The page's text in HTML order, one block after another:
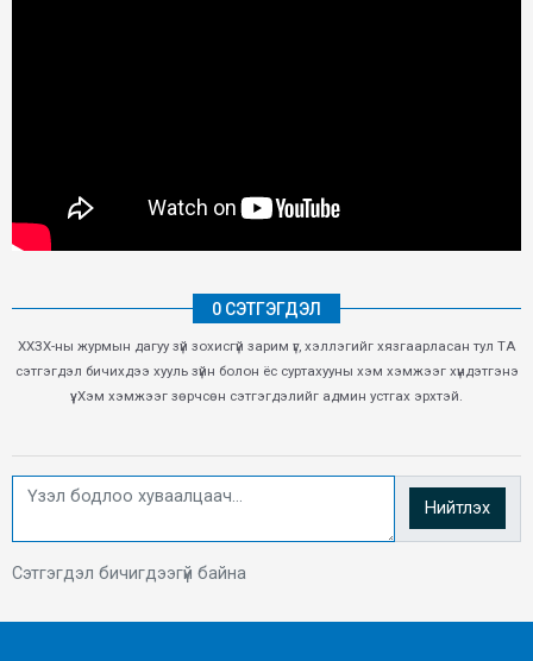
0 СЭТГЭГДЭЛ
ХХЗХ-ны журмын дагуу зүй зохисгүй зарим үг, хэллэгийг хязгаарласан тул ТА
сэтгэгдэл бичихдээ хууль зүйн болон ёс суртахууны хэм хэмжээг хүндэтгэнэ
үү. Хэм хэмжээг зөрчсөн сэтгэгдэлийг админ устгах эрхтэй.
Нийтлэх
Сэтгэгдэл бичигдээгүй байна